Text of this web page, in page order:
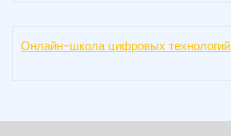
Онлайн-школа цифровых технологий